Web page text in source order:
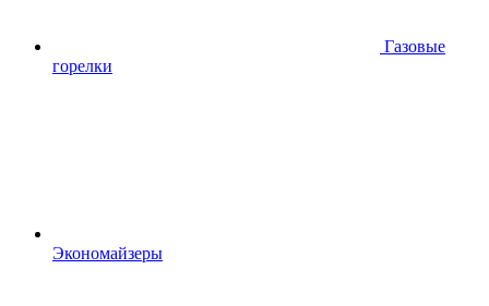
Газовые
горелки
Экономайзеры